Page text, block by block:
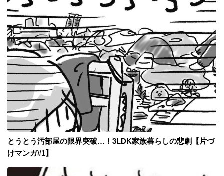
とうとう汚部屋の限界突破…！3LDK家族暮らしの悲劇【片づ
けマンガ#1】